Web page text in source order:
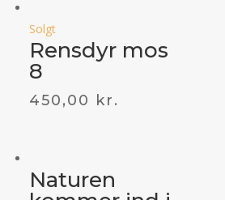
Solgt
Rensdyr mos
8
450,00 kr.
Naturen